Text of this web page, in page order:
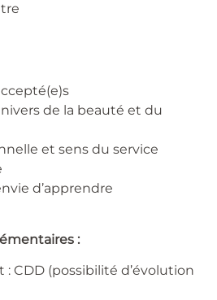
de la beauté et du
et sens du service
d’apprendre
:
: CDD (possibilité d’évolution